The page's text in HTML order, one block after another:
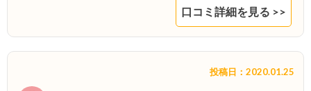
口コミ詳細を見る >>
投稿日：2020.01.25